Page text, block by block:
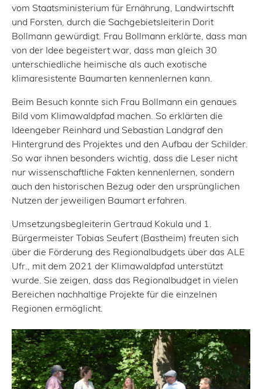
vom Staatsministerium für Ernährung, Landwirtschft
und Forsten, durch die Sachgebietsleiterin Dorit
Bollmann gewürdigt. Frau Bollmann erklärte, dass man
von der Idee begeistert war, dass man gleich 30
unterschiedliche heimische als auch exotische
klimaresistente Baumarten kennenlernen kann.
Beim Besuch konnte sich Frau Bollmann ein genaues
Bild vom Klimawaldpfad machen. So erklärten die
Ideengeber Reinhard und Sebastian Landgraf den
Hintergrund des Projektes und den Aufbau der Schilder.
So war ihnen besonders wichtig, dass die Leser nicht
nur wissenschaftliche Fakten kennenlernen, sondern
auch den historischen Bezug oder den ursprünglichen
Nutzen der jeweiligen Baumart erfahren.
Umsetzungsbegleiterin Gertraud Kokula und 1.
Bürgermeister Tobias Seufert (Bastheim) freuten sich
über die Förderung des Regionalbudgets über das ALE
Ufr., mit dem 2021 der Klimawaldpfad unterstützt
wurde. Sie zeigen, dass das Regionalbudget in vielen
Bereichen nachhaltige Projekte für die einzelnen
Regionen ermöglicht.